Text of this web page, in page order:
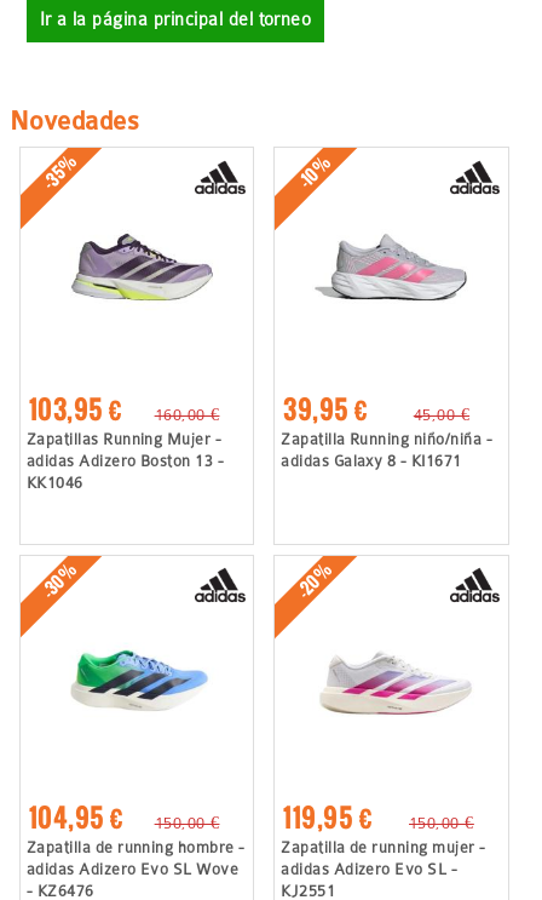
Ir a la página principal del torneo
Novedades
-35%
103,95 €
160,00 €
Zapatillas Running Mujer -
adidas Adizero Boston 13 -
KK1046
-10%
39,95 €
45,00 €
Zapatilla Running niño/niña -
adidas Galaxy 8 - KI1671
-30%
104,95 €
150,00 €
Zapatilla de running hombre -
adidas Adizero Evo SL Wove
- KZ6476
-20%
119,95 €
150,00 €
Zapatilla de running mujer -
adidas Adizero Evo SL -
KJ2551